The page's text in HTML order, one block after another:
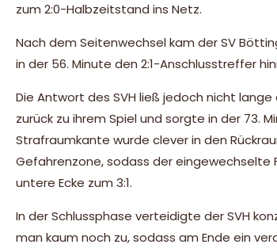
zum 2:0-Halbzeitstand ins Netz.
Nach dem Seitenwechsel kam der SV
in der 56. Minute den 2:1-Anschlusstreffer
Die Antwort des SVH ließ jedoch nicht
zurück zu ihrem Spiel und sorgte in der 73.
Strafraumkante wurde clever in den
Gefahrenzone, sodass der eingewechselte
untere Ecke zum 3:1.
In der Schlussphase verteidigte der SVH
man kaum noch zu, sodass am Ende ein